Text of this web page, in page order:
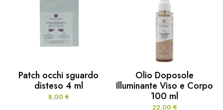
Patch occhi sguardo
disteso 4 ml
8,00 €
Olio Doposole
Illuminante Viso e Corpo
100 ml
22,00 €